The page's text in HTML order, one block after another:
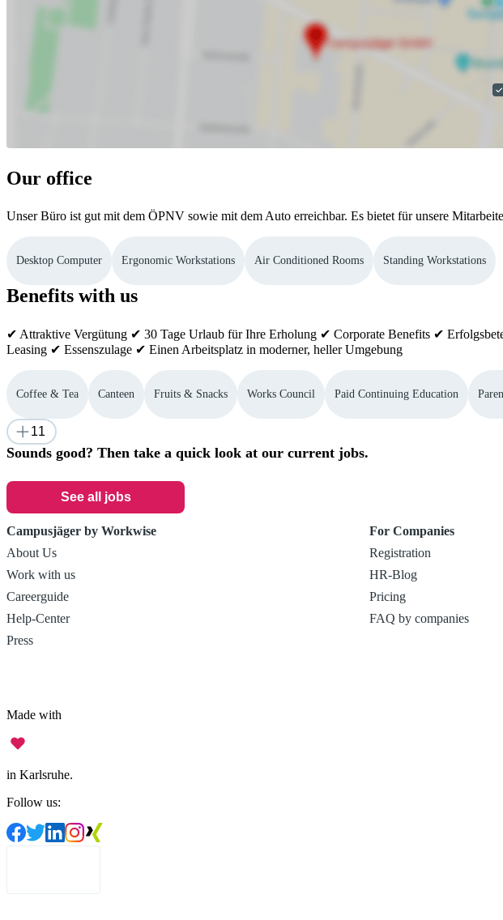
Our office
Unser Büro ist gut mit dem ÖPNV sowie mit dem Auto erreichbar. Es bietet für unsere
Desktop Computer Ergonomic Workstations Air Conditioned Rooms Standing Workstations
Benefits with us
✔ Attraktive Vergütung ✔ 30 Tage Urlaub für Ihre Erholung ✔ Corporate Benefits ✔
Leasing ✔ Essenszulage ✔ Einen Arbeitsplatz in moderner, heller Umgebung
Coffee & Tea Canteen Fruits & Snacks Works Council Paid Continuing Education
11
Sounds good? Then take a quick look at our current jobs.
See all jobs
Campusjäger by Workwise
About Us
Work with us
Careerguide
Help-Center
Press
For Companies
Registration
HR-Blog
Pricing
FAQ by companies
Made with
in Karlsruhe.
Follow us: